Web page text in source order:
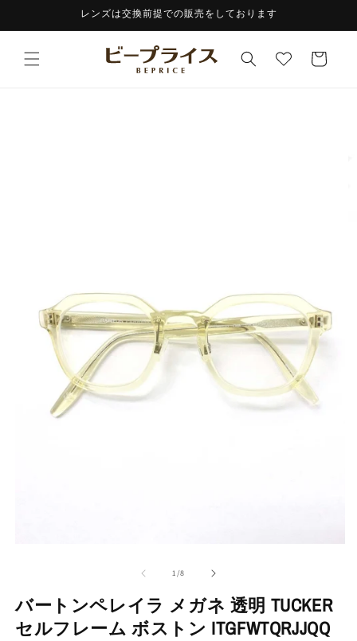
進む
レンズは交換前提での販売をしております
ー
1/の
8
バートンペレイラ メガネ 透明 TUCKER
セルフレーム ボストン ITGFWTQRJJQQ